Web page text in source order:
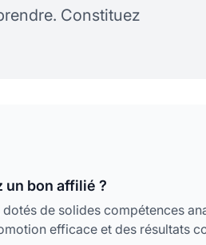
Constituez
bon affilié ?
de solides compétences
efficace et des résultats